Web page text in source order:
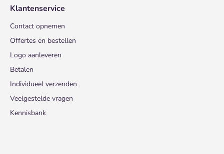
Klantenservice
Contact opnemen
Offertes en bestellen
Logo aanleveren
Betalen
Individueel verzenden
Veelgestelde vragen
Kennisbank